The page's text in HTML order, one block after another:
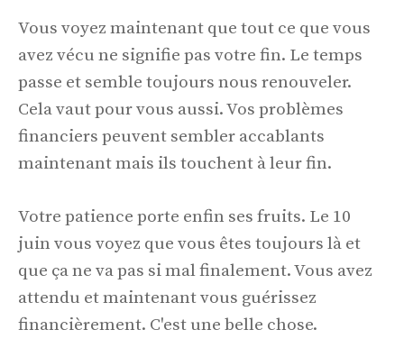
Vous voyez maintenant que tout ce que vous
avez vécu ne signifie pas votre fin. Le temps
passe et semble toujours nous renouveler.
Cela vaut pour vous aussi. Vos problèmes
financiers peuvent sembler accablants
maintenant mais ils touchent à leur fin.
Votre patience porte enfin ses fruits. Le 10
juin vous voyez que vous êtes toujours là et
que ça ne va pas si mal finalement. Vous avez
attendu et maintenant vous guérissez
financièrement. C'est une belle chose.